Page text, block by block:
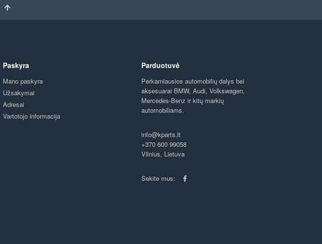
Paskyra
Mano paskyra
Užsakymai
Adresai
Vartotojo informacija
Parduotuvė
Perkamiausios automobilių dalys bei
aksesuarai BMW, Audi, Volkswagen,
Mercedes-Benz ir kitų markių
automobiliams.
info@kparts.lt
+370 600 99058
Vilnius, Lietuva
Sekite mus: